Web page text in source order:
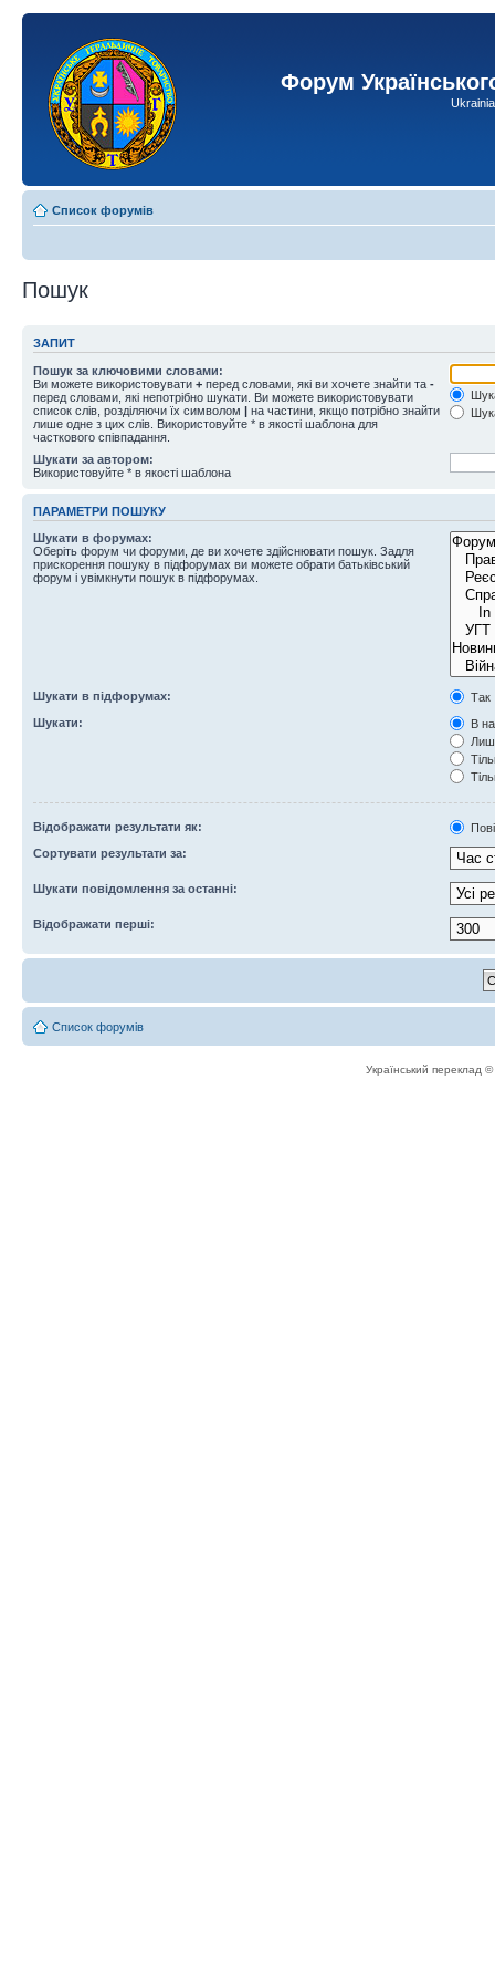
Форум
Список форумів
Пошук
ЗАПИТ
Пошук за ключовими словами:
Ви можете використовувати + перед словами, які ви хочете знайти та -
перед словами, які непотрібно шукати. Ви можете використовувати
список слів, розділяючи їх символом | на частини, якщо потрібно знайти
лише одне з цих слів. Використовуйте * в якості шаблона для
часткового співпадання.
Шукати за автором:
Використовуйте * в якості шаблона
ПАРАМЕТРИ ПОШУКУ
Шукати в форумах:
Оберіть форум чи форуми, де ви хочете здійснювати пошук. Задля
прискорення пошуку в підфорумах ви можете обрати батьківський
форум і увімкнути пошук в підфорумах.
Шукати в підфорумах:
Так
Шукати:
В
Відображати результати як:
Сортувати результати за:
Шукати повідомлення за останні:
Відображати перші:
Список форумів
Український переклад